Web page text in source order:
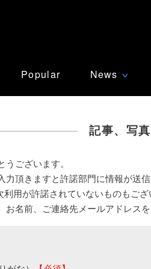
Popular News ∨
記事、写
うございます。
力頂きますと許諾部門に情報が送
利用が許諾されていないものもござ
お名前、ご連絡先メールアドレス